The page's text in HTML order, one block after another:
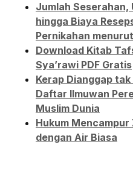
Jumlah Seserahan,
hingga Biaya
Pernikahan
Download Kitab
Sya’rawi PDF Gratis
Kerap Dianggap tak
Daftar Ilmuwan
Muslim Dunia
Hukum Mencampur
dengan Air Biasa